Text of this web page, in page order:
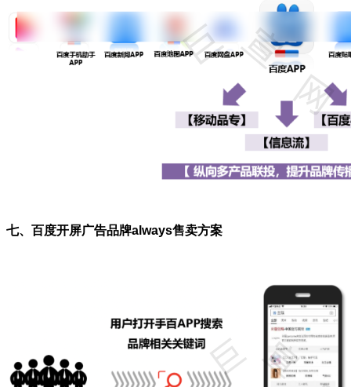
七、百度开屏广告品牌always售卖方案